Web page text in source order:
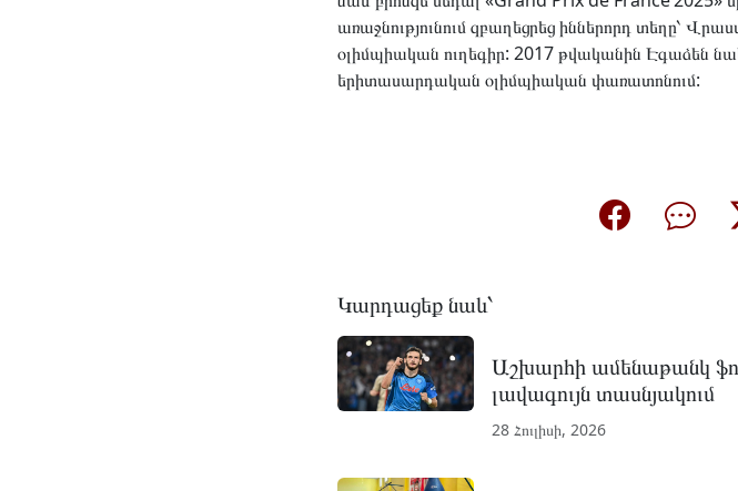
առաջնությունում զբաղեցրեց իններորդ տեղը՝
օլիմպիական ուղեգիր: 2017 թվականին Էգաձեն
երիտասարդական օլիմպիական փառատոնում:
Կարդացեք նաև՝
Աշխարհի ամենաթանկ
լավագույն տասնյակում
28 Հուլիսի, 2026